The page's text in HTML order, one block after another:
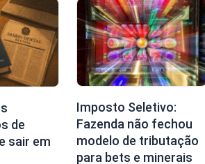
de
sair em
Imposto Seletivo:
Fazenda não fechou
modelo de tributação
para bets e minerais